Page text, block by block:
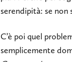
serendipità: se non
C’è poi quel
semplicemente